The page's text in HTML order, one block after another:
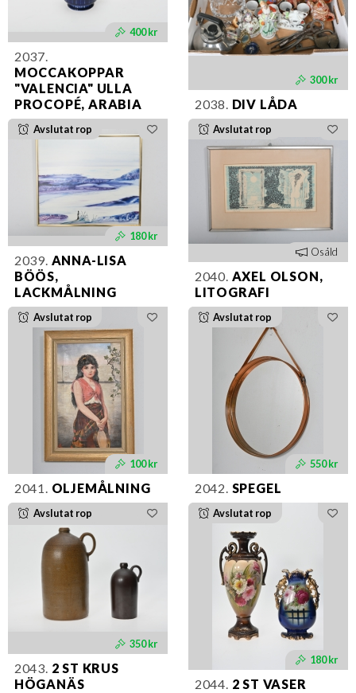
400 kr
2037.
MOCCAKOPPAR
"VALENCIA" ULLA
PROCOPÉ, ARABIA
300 kr
2038. DIV LÅDA
Avslutat rop
180 kr
2039. ANNA-LISA
BÖÖS,
LACKMÅLNING
Avslutat rop
Osåld
2040. AXEL OLSON,
LITOGRAFI
Avslutat rop
100 kr
2041. OLJEMÅLNING
Avslutat rop
550 kr
2042. SPEGEL
Avslutat rop
350 kr
2043. 2 ST KRUS
HÖGANÄS
Avslutat rop
180 kr
2044. 2 ST VASER